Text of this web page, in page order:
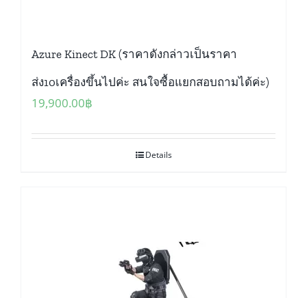
Azure Kinect DK (ราคาดังกล่าวเป็นราคา
ส่ง10เครื่องขึ้นไปค่ะ สนใจซื้อแยกสอบถามได้ค่ะ)
19,900.00฿
Details